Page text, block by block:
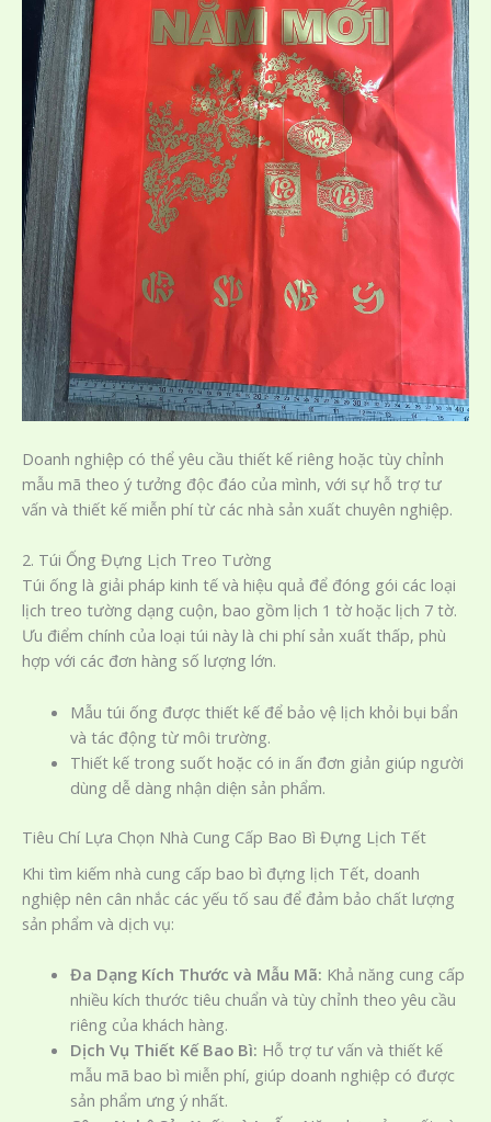
Doanh nghiệp có thể yêu cầu thiết kế riêng hoặc tùy chỉnh
mẫu mã theo ý tưởng độc đáo của mình, với sự hỗ trợ tư
vấn và thiết kế miễn phí từ các nhà sản xuất chuyên nghiệp.
2. Túi Ống Đựng Lịch Treo Tường
Túi ống là giải pháp kinh tế và hiệu quả để đóng gói các loại
lịch treo tường dạng cuộn, bao gồm lịch 1 tờ hoặc lịch 7 tờ.
Ưu điểm chính của loại túi này là chi phí sản xuất thấp, phù
hợp với các đơn hàng số lượng lớn.
Mẫu túi ống được thiết kế để bảo vệ lịch khỏi bụi bẩn
và tác động từ môi trường.
Thiết kế trong suốt hoặc có in ấn đơn giản giúp người
dùng dễ dàng nhận diện sản phẩm.
Tiêu Chí Lựa Chọn Nhà Cung Cấp Bao Bì Đựng Lịch Tết
Khi tìm kiếm nhà cung cấp bao bì đựng lịch Tết, doanh
nghiệp nên cân nhắc các yếu tố sau để đảm bảo chất lượng
sản phẩm và dịch vụ:
Đa Dạng Kích Thước và Mẫu Mã: Khả năng cung cấp
nhiều kích thước tiêu chuẩn và tùy chỉnh theo yêu cầu
riêng của khách hàng.
Dịch Vụ Thiết Kế Bao Bì: Hỗ trợ tư vấn và thiết kế
mẫu mã bao bì miễn phí, giúp doanh nghiệp có được
sản phẩm ưng ý nhất.